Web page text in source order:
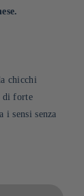
chicchi
di forte
i sensi senza